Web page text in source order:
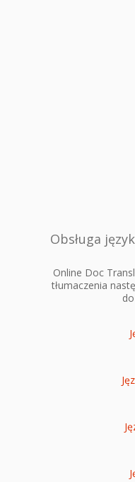
Obsługa
Online Doc
tłumaczenia